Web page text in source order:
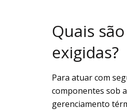
Quais
exigidas?
Para atuar com
componentes sob
gerenciamento